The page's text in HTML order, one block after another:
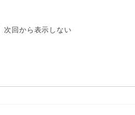
次回から表示しない